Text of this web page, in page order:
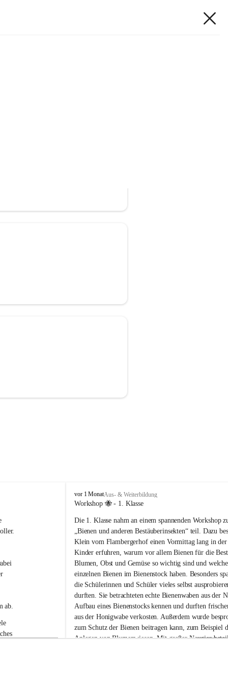
ab.
V
o
k
s
s
c
h
u
l
e
G
a
b
r
s
vor 1 MonatAus- & Weiterbildung
Workshop 🐝 - 1. Klasse
Die 1. Klasse nahm an einem spannenden Workshop
„Bienen und anderen Bestäuberinsekten“ teil. Dazu
Klein vom Flambergerhof einen Vormittag lang in
Kinder erfuhren, warum vor allem Bienen für die
Blumen, Obst und Gemüse so wichtig sind und
einzelnen Bienen im Bienenstock haben. Besonders
die Schülerinnen und Schüler vieles selbst
durften. Sie betrachteten echte Bienenwaben aus der
Aufbau eines Bienenstocks kennen und durften
aus der Honigwabe verkosten. Außerdem wurde
zum Schutz der Bienen beitragen kann, zum Beispiel
Anlegen von Blumenwiesen. Mit großer Neugier